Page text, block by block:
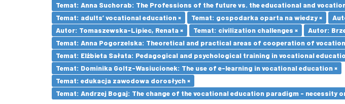
Temat: Anna Suchorab: The Professions of the future vs. the educational and
Temat: adults’ vocational education ×
Temat: gospodarka oparta na wiedzy ×
Autor: Tomaszewska-Lipiec, Renata ×
Temat: civilization challenges ×
Autor:
Temat: Anna Pogorzelska: Theoretical and practical areas of cooperation of
Temat: Elżbieta Sałata: Pedagogical and psychological training in vocational
Temat: Dominika Goltz-Wasiucionek: The use of e-learning in vocational education ×
Temat: edukacja zawodowa dorosłych ×
Temat: Andrzej Bogaj: The change of the vocational education paradigm - necessity